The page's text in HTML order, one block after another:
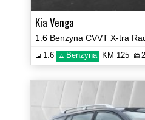
Kia Venga
1.6 Benzyna KM 125